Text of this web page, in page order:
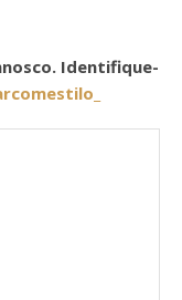
Identifique-